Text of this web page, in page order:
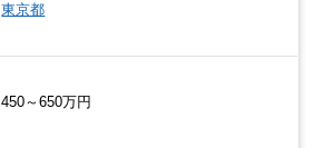
東京都
450～650万円